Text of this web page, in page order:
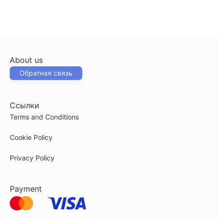
About us
Обратная связь
Ссылки
Terms and Conditions
Cookie Policy
Privacy Policy
Payment